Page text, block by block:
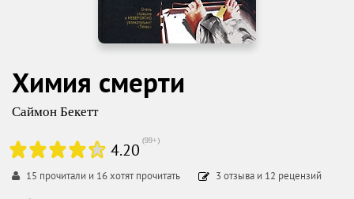
Химия смерти
Саймон Бекетт
4.20 (99+)
15 прочитали и 16хотят прочитать 3 отзыва и 12 рецензий